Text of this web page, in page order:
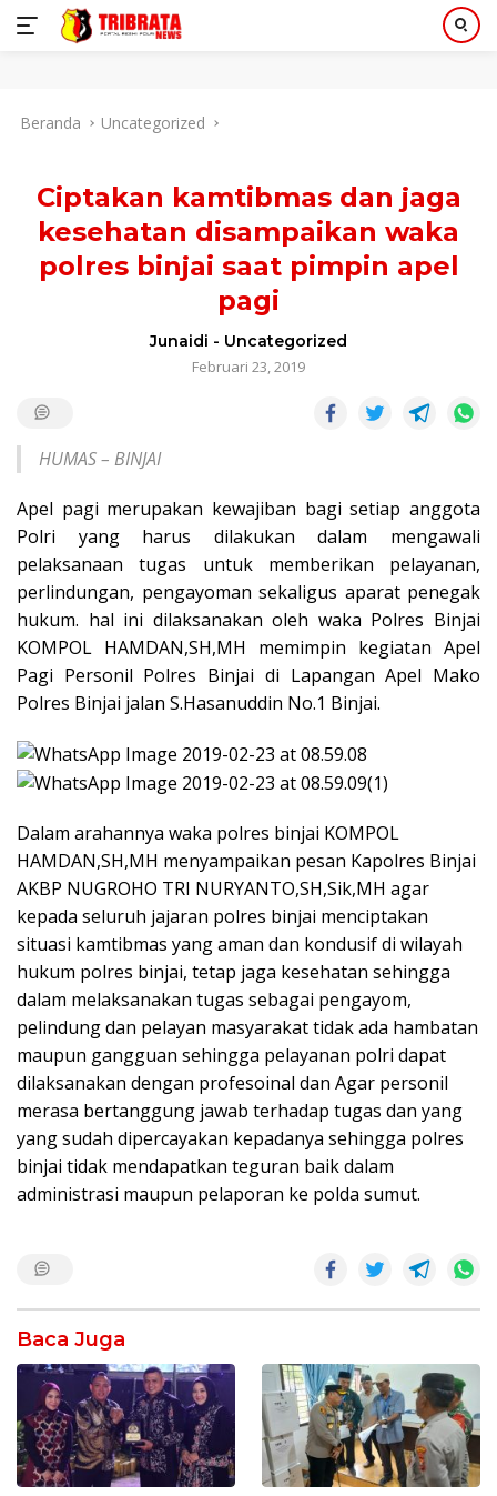
Beranda Uncategorized
Ciptakan kamtibmas dan jaga
kesehatan disampaikan waka
polres binjai saat pimpin apel
pagi
Junaidi - Uncategorized
Februari 23, 2019
HUMAS – BINJAI
Apel pagi merupakan kewajiban bagi setiap anggota
Polri yang harus dilakukan dalam mengawali
pelaksanaan tugas untuk memberikan pelayanan,
perlindungan, pengayoman sekaligus aparat penegak
hukum. hal ini dilaksanakan oleh waka Polres Binjai
KOMPOL HAMDAN,SH,MH memimpin kegiatan Apel
Pagi Personil Polres Binjai di Lapangan Apel Mako
Polres Binjai jalan S.Hasanuddin No.1 Binjai.
Dalam arahannya waka polres binjai KOMPOL
HAMDAN,SH,MH menyampaikan pesan Kapolres Binjai
AKBP NUGROHO TRI NURYANTO,SH,Sik,MH agar
kepada seluruh jajaran polres binjai menciptakan
situasi kamtibmas yang aman dan kondusif di wilayah
hukum polres binjai, tetap jaga kesehatan sehingga
dalam melaksanakan tugas sebagai pengayom,
pelindung dan pelayan masyarakat tidak ada hambatan
maupun gangguan sehingga pelayanan polri dapat
dilaksanakan dengan profesoinal dan Agar personil
merasa bertanggung jawab terhadap tugas dan yang
yang sudah dipercayakan kepadanya sehingga polres
binjai tidak mendapatkan teguran baik dalam
administrasi maupun pelaporan ke polda sumut.
Baca Juga